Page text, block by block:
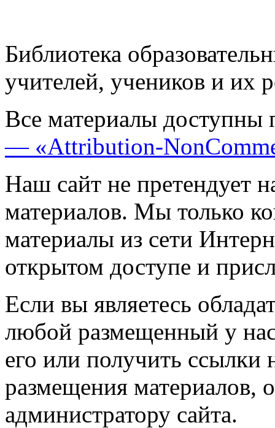
Библиотека
учителей, учеников и их
Все материалы доступны
— «Attribution-
Наш сайт не претендует
материалов. Мы только
материалы из сети
открытом доступе и
Если вы являетесь
любой размещенный у
его или получить ссылки
размещения материалов,
администратору сайта.